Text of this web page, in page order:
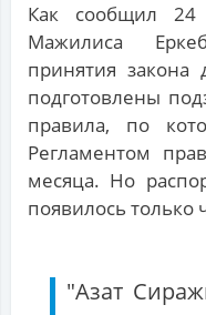
Как сообщил 24
Мажилиса
принятия
подготовлены
правила, по
Регламентом
месяца. Но
появилось только
"Азат